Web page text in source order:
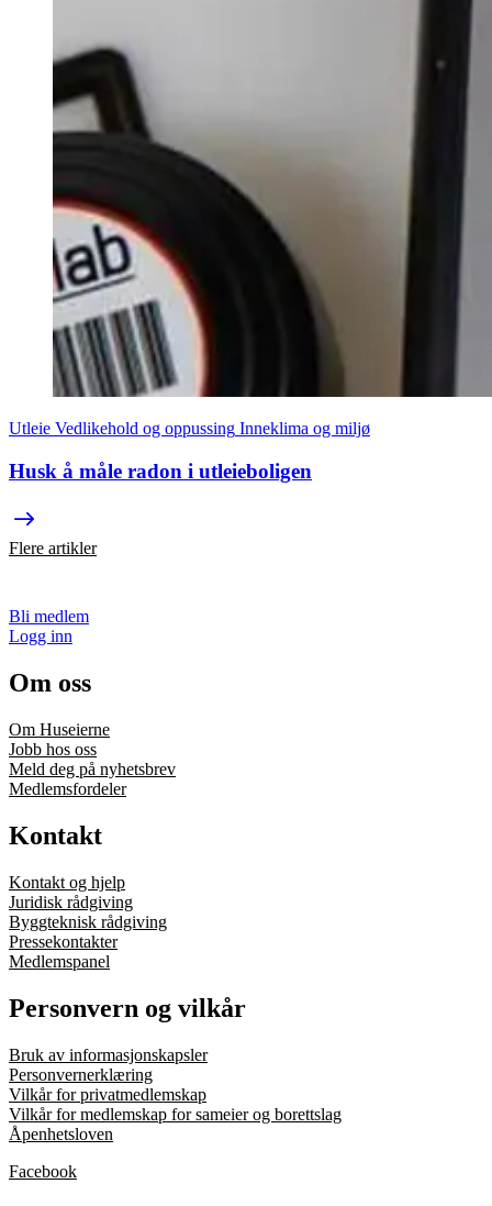
Utleie Vedlikehold og oppussing Inneklima og miljø
Husk å måle radon i utleieboligen
Flere artikler
Bli medlem
Logg inn
Om oss
Om Huseierne
Jobb hos oss
Meld deg på nyhetsbrev
Medlemsfordeler
Kontakt
Kontakt og hjelp
Juridisk rådgiving
Byggteknisk rådgiving
Pressekontakter
Medlemspanel
Personvern og vilkår
Bruk av informasjonskapsler
Personvernerklæring
Vilkår for privatmedlemskap
Vilkår for medlemskap for sameier og borettslag
Åpenhetsloven
Facebook